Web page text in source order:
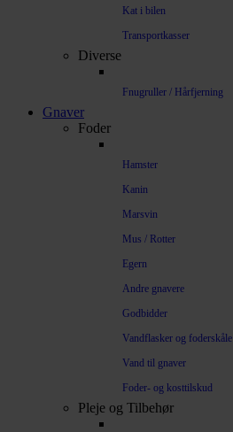
Kat i bilen
Transportkasser
Diverse
Fnugruller / Hårfjerning
Gnaver
Foder
Hamster
Kanin
Marsvin
Mus / Rotter
Egern
Andre gnavere
Godbidder
Vandflasker og foderskåle
Vand til gnaver
Foder- og kosttilskud
Pleje og Tilbehør